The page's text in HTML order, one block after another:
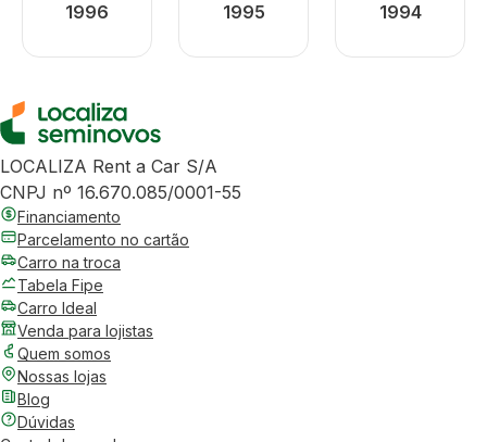
1996 1995 1994
LOCALIZA Rent a Car S/A
CNPJ nº 16.670.085/0001-55
Financiamento
Parcelamento no cartão
Carro na troca
Tabela Fipe
Carro Ideal
Venda para lojistas
Quem somos
Nossas lojas
Blog
Dúvidas